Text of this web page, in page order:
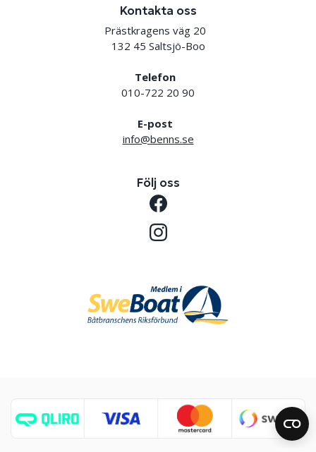
Kontakta oss
Prästkragens väg 20
132 45 Saltsjö-Boo
Telefon
010-722 20 90
E-post
info@benns.se
Följ oss